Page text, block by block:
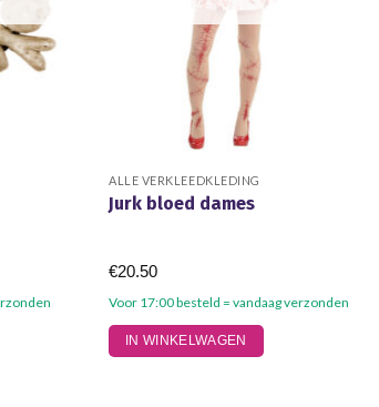
ALLE VERKLEEDKLEDING
Jurk bloed dames
Voor 17:00 besteld = vandaag verzonden
€20.50
IN WINKELWAGEN